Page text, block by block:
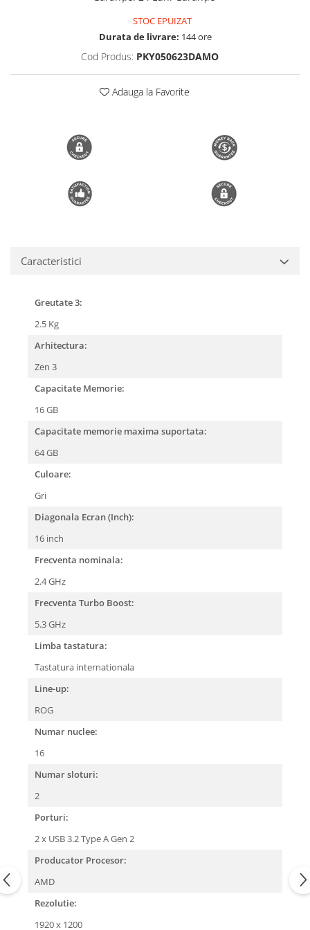
STOC EPUIZAT
Durata de livrare: 144 ore
Cod Produs: PKY050623DAMO
Adauga la Favorite
Caracteristici
Greutate 3:
2.5 Kg
Arhitectura:
Zen 3
Capacitate Memorie:
16 GB
Capacitate memorie maxima suportata:
64 GB
Culoare:
Gri
Diagonala Ecran (Inch):
16 inch
Frecventa nominala:
2.4 GHz
Frecventa Turbo Boost:
5.3 GHz
Limba tastatura:
Tastatura internationala
Line-up:
ROG
Numar nuclee:
16
Numar sloturi:
2
Porturi:
2 x USB 3.2 Type A Gen 2
Producator Procesor:
AMD
Rezolutie:
1920 x 1200